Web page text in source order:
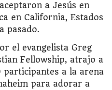
a Jesús en
en California, Estados
pasado.
el evangelista Greg
Fellowship, atrajo a
a la arena
para adorar a